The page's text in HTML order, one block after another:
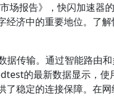
场报告》，快闪加速器
经济中的重要地位。了
据传输。通过智能路由
的最新数据显示，使
了稳定的连接保障。在